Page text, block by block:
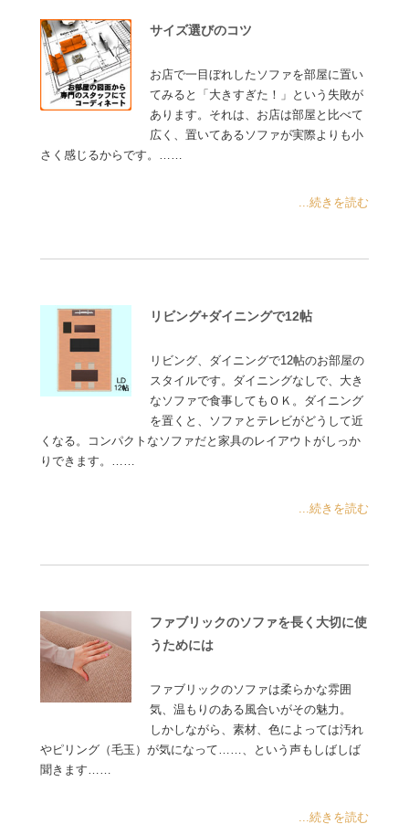
サイズ選びのコツ
お店で一目ぼれしたソファを部屋に置い
てみると「大きすぎた！」という失敗が
あります。それは、お店は部屋と比べて
広く、置いてあるソファが実際よりも小
さく感じるからです。……
...続きを読む
リビング+ダイニングで12帖
リビング、ダイニングで12帖のお部屋の
スタイルです。ダイニングなしで、大き
なソファで食事してもＯＫ。ダイニング
を置くと、ソファとテレビがどうして近
くなる。コンパクトなソファだと家具のレイアウトがしっか
りできます。……
...続きを読む
ファブリックのソファを長く大切に使
うためには
ファブリックのソファは柔らかな雰囲
気、温もりのある風合いがその魅力。
しかしながら、素材、色によっては汚れ
やピリング（毛玉）が気になって……、という声もしばしば
聞きます……
...続きを読む